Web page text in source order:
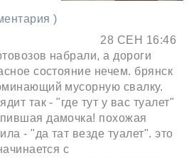
)
28 СЕН 16:46
набрали, а дороги
состояние нечем. брянск
мусорную свалку.
так - "где тут у вас туалет"
дамочка! похожая
- "да тат везде туалет". это
с